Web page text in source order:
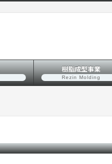
樹脂成型事業
Rezin Molding